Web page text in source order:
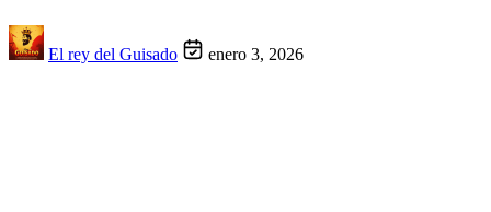
El rey del Guisado enero 3, 2026